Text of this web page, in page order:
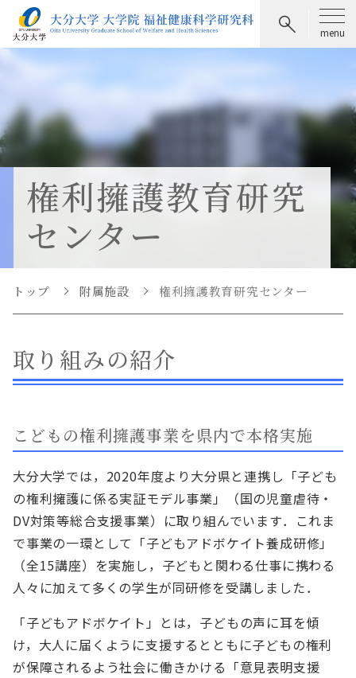
権利擁護教育研究
センター
トップ 附属施設 権利擁護教育研究センター
取り組みの紹介
こどもの権利擁護事業を県内で本格実施
大分大学では，2020年度より大分県と連携し「子ども
の権利擁護に係る実証モデル事業」（国の児童虐待・
DV対策等総合支援事業）に取り組んでいます．これま
で事業の一環として「子どもアドボケイト養成研修」
（全15講座）を実施し，子どもと関わる仕事に携わる
人々に加えて多くの学生が同研修を受講しました．
「子どもアドボケイト」とは，子どもの声に耳を傾
け，大人に届くように支援するとともに子どもの権利
が保障されるよう社会に働きかける「意見表明支援